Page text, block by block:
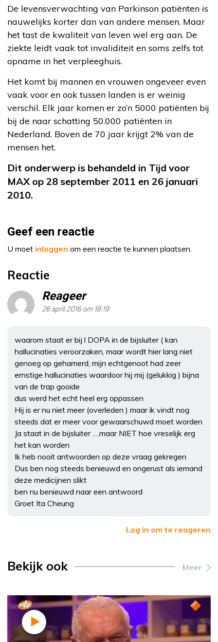
De levensverwachting van Parkinson patiënten is
nauwelijks korter dan van andere mensen. Maar
het tast de kwaliteit van leven wel erg aan. De
ziekte leidt vaak tot invaliditeit en soms zelfs tot
opname in het verpleeghuis.
Het komt bij mannen en vrouwen ongeveer even
vaak voor en ook tussen landen is er weinig
verschil. Elk jaar komen er zo’n 5000 patiënten bij
bij de naar schatting 50.000 patiënten in
Nederland. Boven de 70 jaar krijgt 2% van de
mensen het.
Dit onderwerp is behandeld in Tijd voor
MAX op 28 september 2011 en 26 januari
2010.
Geef een reactie
U moet inloggen om een reactie te kunnen plaatsen.
Reactie
Reageer
26 april 2016 om 18:19
waarom staat er bij l DOPA in de bijsluiter ( kan
hallucinaties veroorzaken, maar wordt hier lang niet
genoeg op gehamerd, mijn echtgenoot had zeer
ernstige hallucinaties waardoor hij mij (gelukkig ) bijna
van de trap gooide
dus werd het echt heel erg oppassen
Hij is er nu niet meer (overleden ) maar ik vindt nog
steeds dat er meer voor gewaarschuwd moet worden
Ja staat in de bijsluiter ….maar NIET hoe vreselijk erg
het kan worden
Ik heb nooit antwoorden op deze vraag gekregen
Dus ben nog steeds benieuwd en ongerust als iemand
deze medicijnen slikt
ben nu benieuwd naar een antwoord
Groet Ita Cheung
Log in om te reageren
Bekijk ook Meer